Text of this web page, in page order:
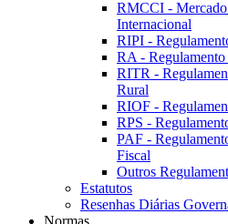
RMCCI -
Internacional
RIPI -
RA -
RITR -
Rural
RIOF -
RPS -
PAF -
Fiscal
Outros
Estatutos
Resenhas Diárias